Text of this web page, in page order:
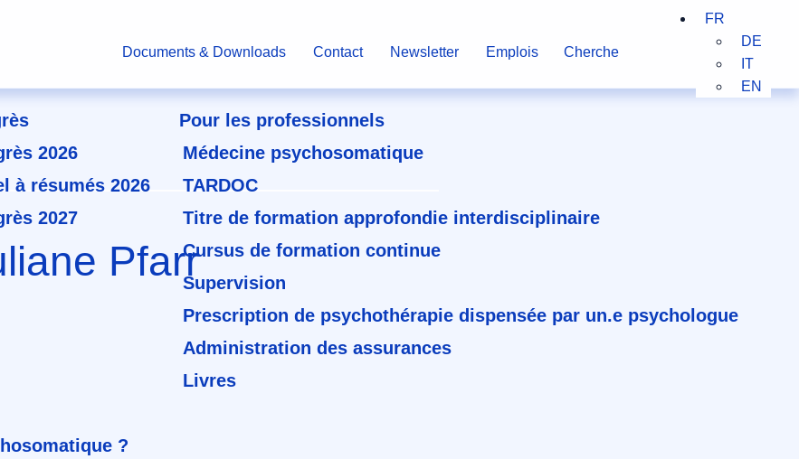
Documents & Downloads Contact Newsletter Emplois Cherche
FR
DE
IT
EN
2026
à résumés 2026
2027
Pour les professionnels
Médecine psychosomatique
TARDOC
Titre de formation approfondie interdisciplinaire
Cursus de formation continue
Supervision
Prescription de psychothérapie dispensée par un.e psychologue
Administration des assurances
Livres
?
Pfarr